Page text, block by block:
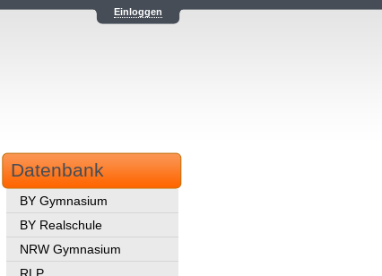
Einloggen
Datenbank
BY Gymnasium
BY Realschule
NRW Gymnasium